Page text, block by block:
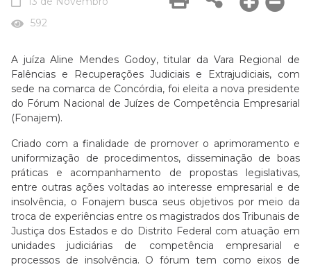
592
A juíza Aline Mendes Godoy, titular da Vara Regional de
Falências e Recuperações Judiciais e Extrajudiciais, com
sede na comarca de Concórdia, foi eleita a nova presidente
do Fórum Nacional de Juízes de Competência Empresarial
(Fonajem).
Criado com a finalidade de promover o aprimoramento e
uniformização de procedimentos, disseminação de boas
práticas e acompanhamento de propostas legislativas,
entre outras ações voltadas ao interesse empresarial e de
insolvência, o Fonajem busca seus objetivos por meio da
troca de experiências entre os magistrados dos Tribunais de
Justiça dos Estados e do Distrito Federal com atuação em
unidades judiciárias de competência empresarial e
processos de insolvência. O fórum tem como eixos de